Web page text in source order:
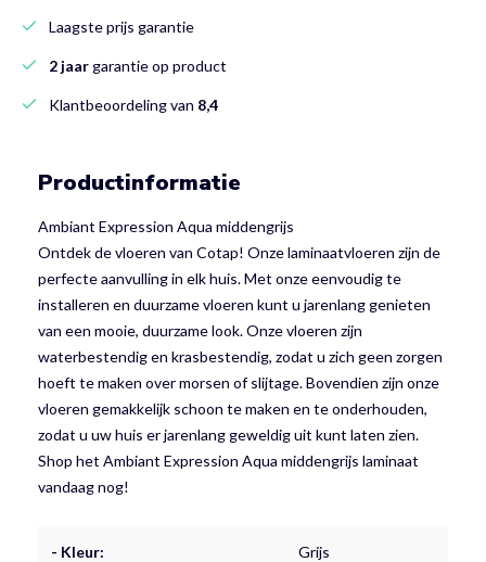
Laagste prijs garantie
2 jaargarantie op product
Klantbeoordeling van 8,4
Productinformatie
Ambiant Expression Aqua middengrijs
Ontdek de vloeren van Cotap! Onze laminaatvloeren zijn de
perfecte aanvulling in elk huis. Met onze eenvoudig te
installeren en duurzame vloeren kunt u jarenlang genieten
van een mooie, duurzame look. Onze vloeren zijn
waterbestendig en krasbestendig, zodat u zich geen zorgen
hoeft te maken over morsen of slijtage. Bovendien zijn onze
vloeren gemakkelijk schoon te maken en te onderhouden,
zodat u uw huis er jarenlang geweldig uit kunt laten zien.
Shop het Ambiant Expression Aqua middengrijs laminaat
vandaag nog!
- Kleur: Grijs